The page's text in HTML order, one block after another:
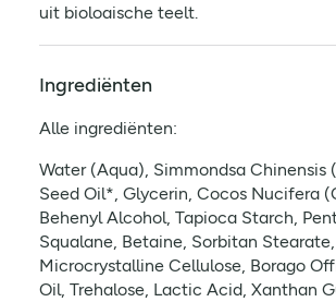
uit biologische teelt.
Ingrediënten
Alle ingrediënten:
Water (Aqua), Simmondsa Chinensis
Seed Oil*, Glycerin, Cocos Nucifera
Behenyl Alcohol, Tapioca Starch,
Squalane, Betaine, Sorbitan Stearate,
Microcrystalline Cellulose, Borago
Oil, Trehalose, Lactic Acid, Xanthan